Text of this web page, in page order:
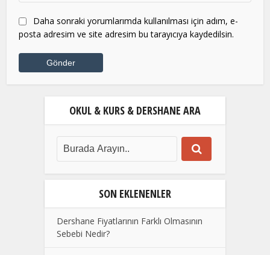
Daha sonraki yorumlarımda kullanılması için adım, e-
posta adresim ve site adresim bu tarayıcıya kaydedilsin.
OKUL & KURS & DERSHANE ARA
SON EKLENENLER
Dershane Fiyatlarının Farklı Olmasının
Sebebi Nedir?